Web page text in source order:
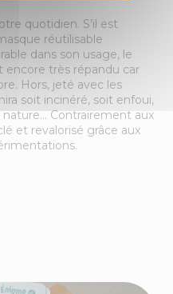
quotidien. S’il est
réutilisable
dans son usage, le
très répandu car
Hors, jeté avec les
soit incinéré, soit enfoui,
nature… Contrairement aux
et revalorisé grâce aux